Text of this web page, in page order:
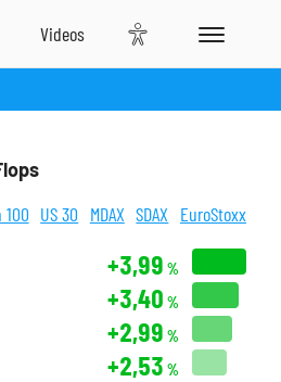
100 US 30 MDAX SDAX EuroStoxx
+3,99 %
+3,40 %
+2,99 %
+2,53 %